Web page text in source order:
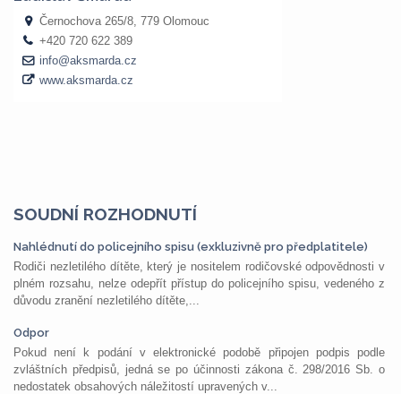
SOUDNÍ ROZHODNUTÍ
Nahlédnutí do policejního spisu (exkluzivně pro předplatitele)
Rodiči nezletilého dítěte, který je nositelem rodičovské odpovědnosti v
plném rozsahu, nelze odepřít přístup do policejního spisu, vedeného z
důvodu zranění nezletilého dítěte,...
Odpor
Pokud není k podání v elektronické podobě připojen podpis podle
zvláštních předpisů, jedná se po účinnosti zákona č. 298/2016 Sb. o
nedostatek obsahových náležitostí upravených v...